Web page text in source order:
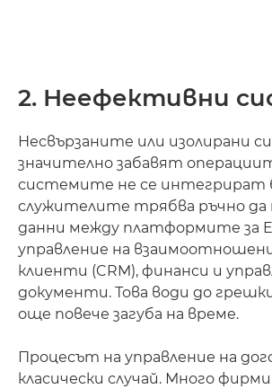
2. Неефективни
Несвързаните или изолирани
значително забавят
системите не се интегрират
служителите трябва ръчно да
данни между платформите за
управление на
клиенти (CRM), финанси и
документи. Това води до
още повече загуба на време.
Процесът на управление на
класически случай. Много